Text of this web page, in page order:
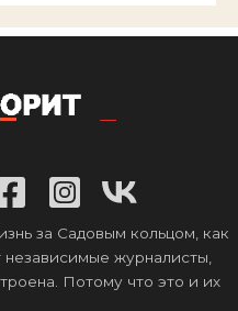
за Садовым кольцом, как
журналисты,
Потому что это и их